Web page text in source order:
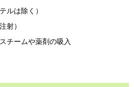
ルは除く）
射）
チームや薬剤の吸入